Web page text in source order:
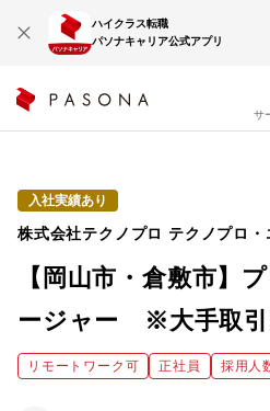
ハイクラス転職
パソナキャリア公式アプリ
サ
入社実績あり
株式会社テクノプロ テクノプロ
【岡山市・倉敷市】
ージャー ※大手取引
リモートワーク可 正社員 採用人